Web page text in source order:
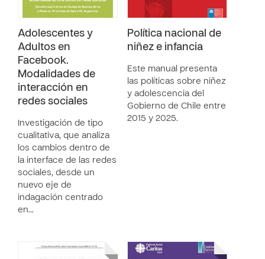
Adolescentes y
Adultos en
Facebook.
Modalidades de
interacción en
redes sociales
Investigación de tipo
cualitativa, que analiza
los cambios dentro de
la interface de las redes
sociales, desde un
nuevo eje de
indagación centrado
en…
Política nacional de
niñez e infancia
Este manual presenta
las políticas sobre niñez
y adolescencia del
Gobierno de Chile entre
2015 y 2025.